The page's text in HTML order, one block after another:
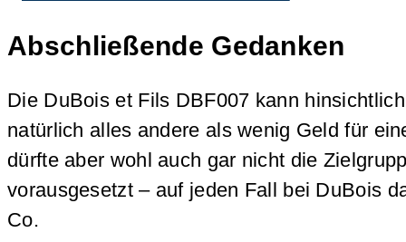
Abschließende Gedanken
Die DuBois et Fils DBF007 kann
natürlich alles andere als wenig Geld für
dürfte aber wohl auch gar nicht die
vorausgesetzt – auf jeden Fall bei DuBois
Co.